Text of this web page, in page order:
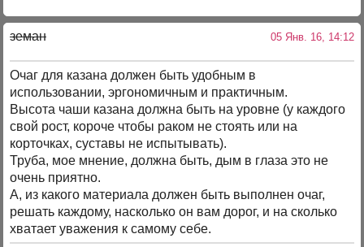
земан 05 Янв. 16, 14:12
Очаг для казана должен быть удобным в
использовании, эргономичным и практичным.
Высота чаши казана должна быть на уровне (у каждого
свой рост, короче чтобы раком не стоять или на
корточках, суставы не испытывать).
Труба, мое мнение, должна быть, дым в глаза это не
очень приятно.
А, из какого материала должен быть выполнен очаг,
решать каждому, насколько он вам дорог, и на сколько
хватает уважения к самому себе.